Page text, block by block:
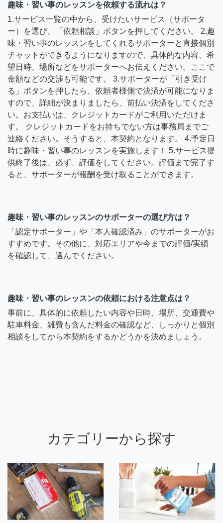
趣味・習い事のレッスンを依頼する流れは？
1.サービス一覧の中から、受けたいサービス（サポータ
ー）を選び、「依頼相談」ボタンを押してください。 2.趣
味・習い事のレッスンをしてくれるサポーターと直接個別
チャットができるようになりますので、具体的な内容、希
望日時、場所などをサポーターへお伝えください。ここで
金額などの交渉も可能です。 3.サポーターが「引き受け
る」ボタンを押したら、依頼者様側で決済が可能になりま
すので、詳細が決まりましたら、前払い決済をしてくださ
い。お支払いは、クレジットカードがご利用いただけま
す。 クレジットカードをお持ちでない方は事務局までご
連絡ください。そうすると、本契約となります。 4.予定日
時に趣味・習い事のレッスンを実施します！ 5.サービス提
供終了後は、必ず、評価をしてください。評価まで完了す
ると、サポーターが報酬を受け取ることができます。
趣味・習い事のレッスンのサポーターの選び方は？
「認定サポーター」や「本人確認済み」のサポーターがお
すすめです。その他に、対応エリアや今までの評価/実績
を確認して、選んでください。
趣味・習い事のレッスンの依頼における注意点は？
事前に、具体的に依頼したい内容や日時、場所、交通費や
駐車料金、雑費も含んだ料金の確認など、しっかりと個別
相談をしてから本契約をするかどうかを決めましょう。
カテゴリーから探す